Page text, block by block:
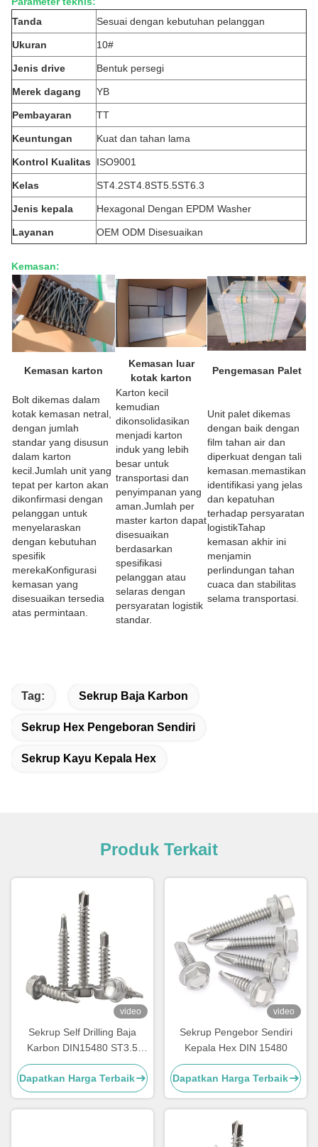
Tanda
Sesuai dengan kebutuhan pelanggan
Ukuran 10#
Jenis drive Bentuk persegi
Merek dagang YB
Pembayaran TT
Keuntungan Kuat dan tahan lama
Kontrol Kualitas ISO9001
Kelas ST4.2ST4.8ST5.5ST6.3
Jenis kepala Hexagonal Dengan EPDM Washer
Layanan OEM ODM Disesuaikan
Kemasan:
Kemasan karton
Kemasan luar
kotak karton
Pengemasan Palet
Bolt dikemas dalam
kotak kemasan netral,
dengan jumlah
standar yang disusun
dalam karton
kecil.Jumlah unit yang
tepat per karton akan
dikonfirmasi dengan
pelanggan untuk
menyelaraskan
dengan kebutuhan
spesifik
merekaKonfigurasi
kemasan yang
disesuaikan tersedia
atas permintaan.
Karton kecil
kemudian
dikonsolidasikan
menjadi karton
induk yang lebih
besar untuk
transportasi dan
penyimpanan yang
aman.Jumlah per
master karton dapat
disesuaikan
berdasarkan
spesifikasi
pelanggan atau
selaras dengan
persyaratan logistik
standar.
Unit palet dikemas
dengan baik dengan
film tahan air dan
diperkuat dengan tali
kemasan.memastikan
identifikasi yang jelas
dan kepatuhan
terhadap persyaratan
logistikTahap
kemasan akhir ini
menjamin
perlindungan tahan
cuaca dan stabilitas
selama transportasi.
Tag: Sekrup Baja Karbon
Sekrup Hex Pengeboran Sendiri
Sekrup Kayu Kepala Hex
Produk Terkait
video
Sekrup Self Drilling Baja
Karbon DIN15480 ST3.5
ST4.2 Kepala Washer Hex
Dapatkan Harga Terbaik
video
Sekrup Pengebor Sendiri
Kepala Hex DIN 15480
Dapatkan Harga Terbaik